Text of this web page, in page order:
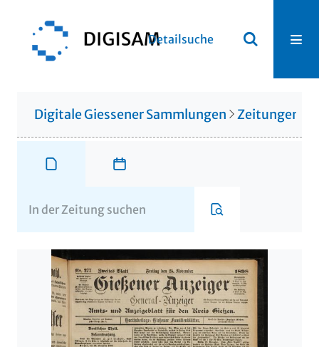
Detailsuche
Digitale Giessener Sammlungen Zeitungen